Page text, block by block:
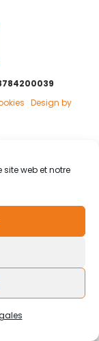
web et notre
Design by